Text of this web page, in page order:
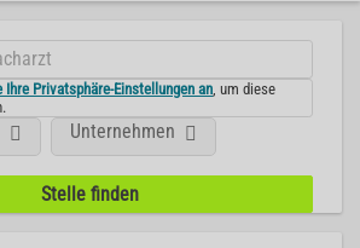
Ihre Privatsphäre-Einstellungen an , um diese
Unternehmen